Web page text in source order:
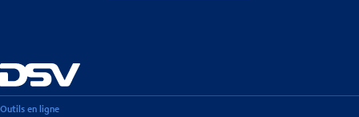
Outils en ligne